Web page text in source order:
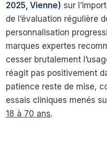
2025, Vienne) sur
de l’évaluation régulière
personnalisation
marques expertes
cesser brutalement
réagit pas positivement
patience reste de mise,
essais cliniques menés
18 à 70 ans.